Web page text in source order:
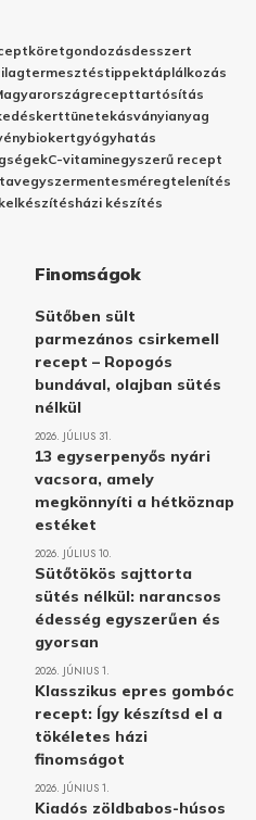
köretgondozásdesszert
termesztéstippektáplálkozás
recepttartósítás
kerttünetekásványianyag
biokertgyógyhatás
C-vitaminegyszerű recept
vegyszermentesméregtelenítés
elkészítésházi készítés
Finomságok
Sütőben sült
parmezános csirkemell
recept – Ropogós
bundával, olajban sütés
nélkül
2026. JÚLIUS 31.
13 egyserpenyős nyári
vacsora, amely
megkönnyíti a hétköznap
estéket
2026. JÚLIUS 10.
Sütőtökös sajttorta
sütés nélkül: narancsos
édesség egyszerűen és
gyorsan
2026. JÚNIUS 1.
Klasszikus epres gombóc
recept: Így készítsd el a
tökéletes házi
finomságot
2026. JÚNIUS 1.
Kiadós zöldbabos-húsos